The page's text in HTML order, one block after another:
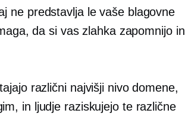
ne predstavlja le vaše blagovne
da si vas zlahka zapomnijo in
različni najvišji nivodomene,
in ljudje raziskujejo te različne